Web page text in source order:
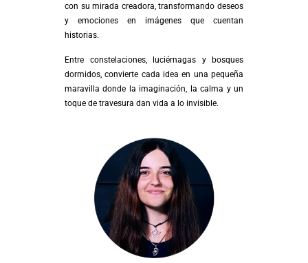
con su mirada creadora, transformando deseos
y emociones en imágenes que cuentan
historias.
Entre constelaciones, luciérnagas y bosques
dormidos, convierte cada idea en una pequeña
maravilla donde la imaginación, la calma y un
toque de travesura dan vida a lo invisible.